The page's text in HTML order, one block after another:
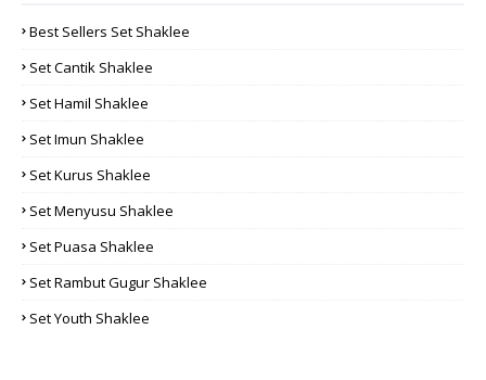
Best Sellers Set Shaklee
Set Cantik Shaklee
Set Hamil Shaklee
Set Imun Shaklee
Set Kurus Shaklee
Set Menyusu Shaklee
Set Puasa Shaklee
Set Rambut Gugur Shaklee
Set Youth Shaklee